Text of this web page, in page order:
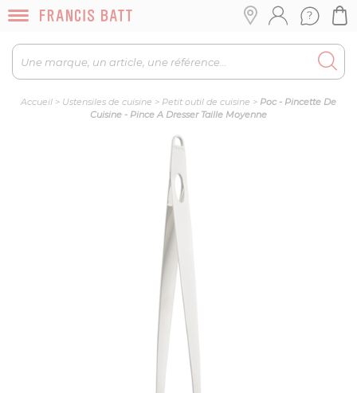
Accueil > Ustensiles de cuisine > Petit outil de cuisine > Poc - Pincette De
Cuisine - Pince A Dresser Taille Moyenne